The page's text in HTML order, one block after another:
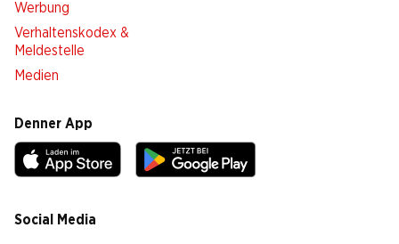
Werbung
Verhaltenskodex &
Meldestelle
Medien
Denner App
Social Media